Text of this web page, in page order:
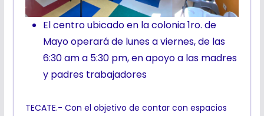
El centro ubicado en la colonia 1ro. de
Mayo operará de lunes a viernes, de las
6:30 am a 5:30 pm, en apoyo a las madres
y padres trabajadores
TECATE.- Con el objetivo de contar con espacios